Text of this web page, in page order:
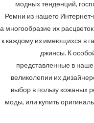
модных тенденций,
Ремни из нашего
а многообразие их
к каждому из имеющихся в
джинсы. К
представленные в
великолепии их
выбор в пользу кожаных
моды, или купить